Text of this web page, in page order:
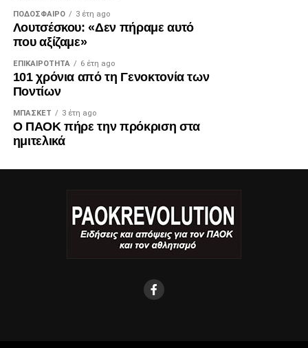
ΠΟΔΌΣΦΑΙΡΟ 3 έτη ago
Λουτσέσκου: «Δεν πήραμε αυτό
που αξίζαμε»
ΕΠΙΚΑΙΡΌΤΗΤΑ 6 έτη ago
101 χρόνια από τη Γενοκτονία των
Ποντίων
ΜΠΆΣΚΕΤ 3 έτη ago
Ο ΠΑΟΚ πήρε την πρόκριση στα
ημιτελικά